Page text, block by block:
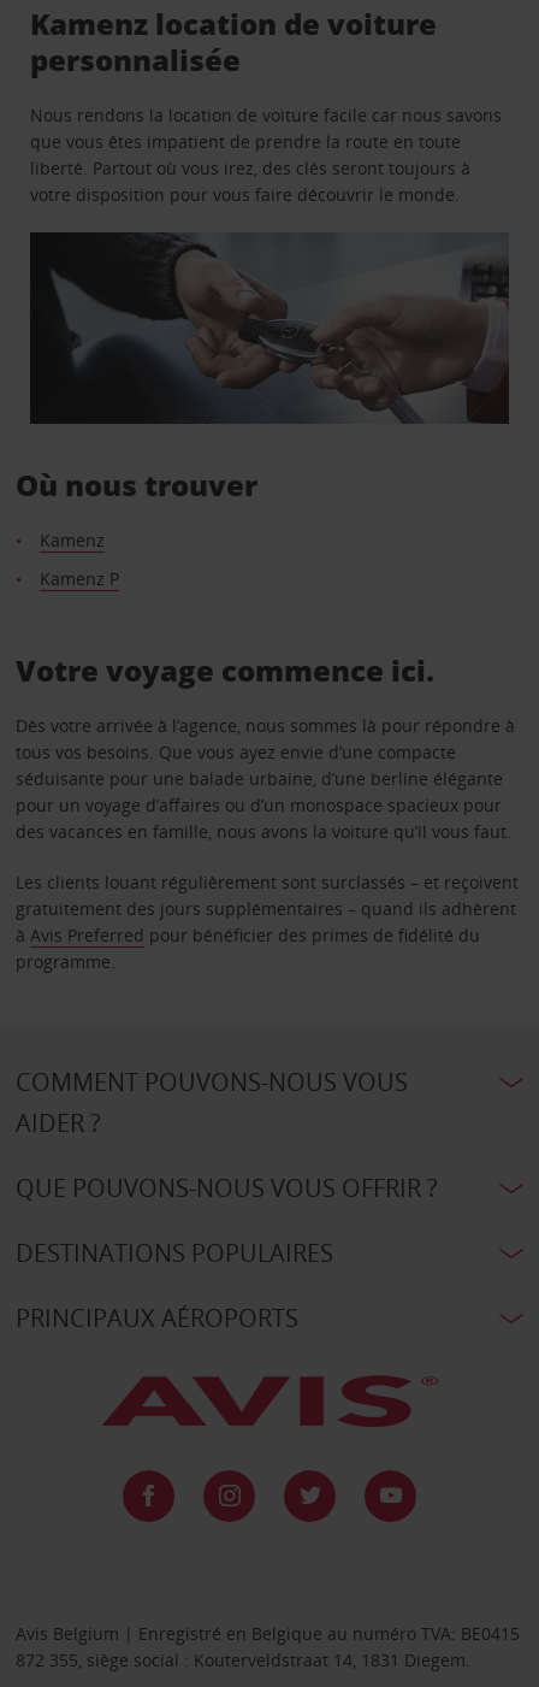
Kamenz location de voiture
personnalisée
Nous rendons la location de voiture facile car nous savons
que vous êtes impatient de prendre la route en toute
liberté. Partout où vous irez, des clés seront toujours à
votre disposition pour vous faire découvrir le monde.
Où nous trouver
Kamenz
Kamenz P
Votre voyage commence ici.
Dès votre arrivée à l’agence, nous sommes là pour répondre à
tous vos besoins. Que vous ayez envie d’une compacte
séduisante pour une balade urbaine, d’une berline élégante
pour un voyage d’affaires ou d’un monospace spacieux pour
des vacances en famille, nous avons la voiture qu’il vous faut.
Les clients louant régulièrement sont surclassés – et reçoivent
gratuitement des jours supplémentaires – quand ils adhèrent
à Avis Preferred pour bénéficier des primes de fidélité du
programme.
COMMENT POUVONS-NOUS VOUS
AIDER ?
QUE POUVONS-NOUS VOUS OFFRIR ?
DESTINATIONS POPULAIRES
PRINCIPAUX AÉROPORTS
Avis Belgium | Enregistré en Belgique au numéro TVA: BE0415
872 355, siège social : Kouterveldstraat 14, 1831 Diegem.